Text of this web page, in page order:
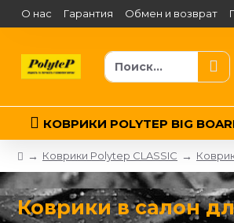
О нас Гарантия Обмен и возврат
КОВРИКИ POLYTEP BIG
Коврики Polytep CLASSIC
Коврики в салон